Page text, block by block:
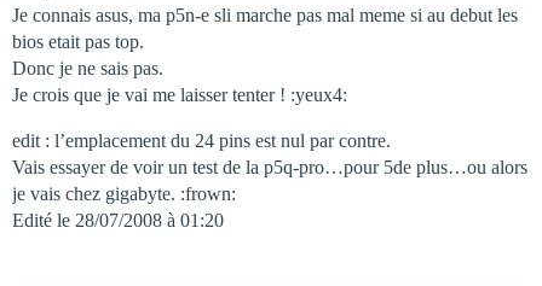
Je connais asus, ma p5n-e sli marche pas mal meme si au debut les
bios etait pas top.
Donc je ne sais pas.
Je crois que je vai me laisser tenter ! :yeux4:
edit : l’emplacement du 24 pins est nul par contre.
Vais essayer de voir un test de la p5q-pro…pour 5de plus…ou alors
je vais chez gigabyte. :frown:
Edité le 28/07/2008 à 01:20